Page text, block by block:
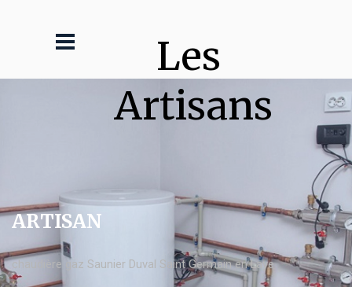
Les
Artisans
ARTISAN
chaudière gaz Saunier Duval Saint Germain en Laye